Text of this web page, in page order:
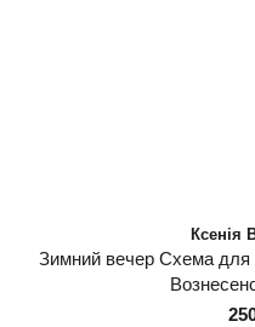
Ксенія
Зимний вечер Схема для